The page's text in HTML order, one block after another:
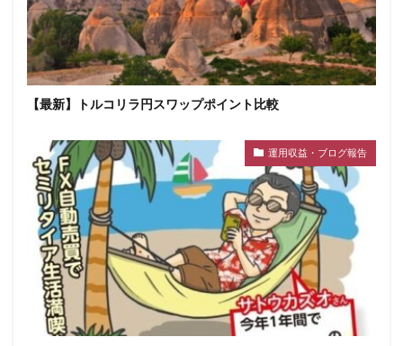
【最新】トルコリラ円スワップポイント比較
運用収益・ブログ報告